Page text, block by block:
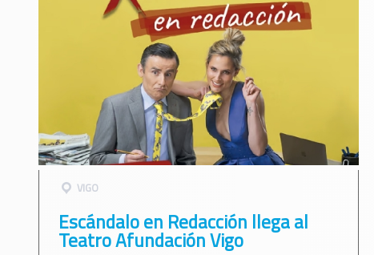
VIGO
Escándalo en Redacción llega al
Teatro Afundación Vigo